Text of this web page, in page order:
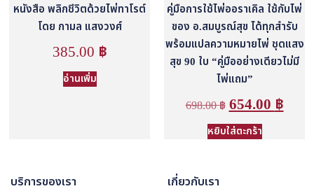
หนังสือ พลิกชีวิตด้วยไพ่ทาโรต์
โดย กามล แสงวงศ์
385.00 ฿
อ่านเพิ่ม
คู่มือการใช้ไพ่ออราเคิล ใช้กับไพ่
ของ อ.สมบูรณ์สุข ได้ทุกสำรับ
พร้อมแปลความหมายไพ่ ชุดแสง
สุข 90 ใบ “คู่มืออย่างเดียวไม่มี
ไพ่แถม”
698.00฿ 654.00 ฿
หยิบใส่ตะกร้า
บริการของเรา เกี่ยวกับเรา